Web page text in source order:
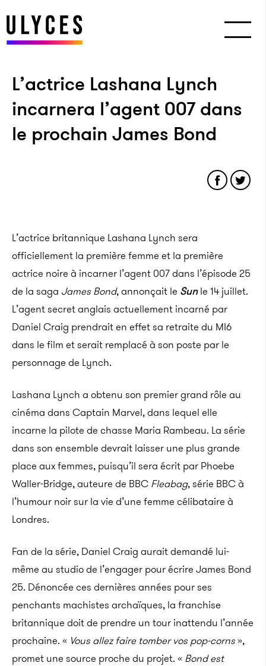
L’actrice Lashana Lynch
incarnera l’agent 007 dans
le prochain James Bond
L’actrice britannique Lashana Lynch sera
officiellement la première femme et la première
actrice noire à incarner l’agent 007 dans l’épisode 25
de la saga James Bond, annonçait le Sunle 14 juillet.
L’agent secret anglais actuellement incarné par
Daniel Craig prendrait en effet sa retraite du MI6
dans le film et serait remplacé à son poste par le
personnage de Lynch.
Lashana Lynch a obtenu son premier grand rôle au
cinéma dans Captain Marvel, dans lequel elle
incarne la pilote de chasse Maria Rambeau. La série
dans son ensemble devrait laisser une plus grande
place aux femmes, puisqu’il sera écrit par Phoebe
Waller-Bridge, auteure de BBC Fleabag, série BBC à
l’humour noir sur la vie d’une femme célibataire à
Londres.
Fan de la série, Daniel Craig aurait demandé lui-
même au studio de l’engager pour écrire James Bond
25. Dénoncée ces dernières années pour ses
penchants machistes archaïques, la franchise
britannique doit de prendre un tour inattendu l’année
prochaine. « Vous allez faire tomber vos pop-corns»,
promet une source proche du projet. « Bond est